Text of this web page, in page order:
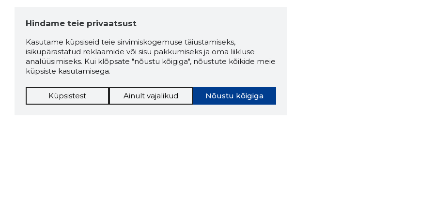
Hindame teie privaatsust
Kasutame küpsiseid teie sirvimiskogemuse täiustamiseks,
isikupärastatud reklaamide või sisu pakkumiseks ja oma liikluse
analüüsimiseks. Kui klõpsate "nõustu kõigiga", nõustute kõikide meie
küpsiste kasutamisega.
Nõustu kõigiga
Küpsistest Ainult vajalikud